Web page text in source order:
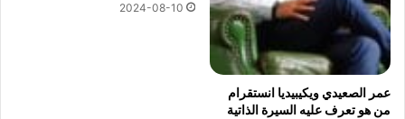
عمر الصعيدي ويكيبيديا انستقرام
من هو تعرف عليه السيرة الذاتية
2024-08-10